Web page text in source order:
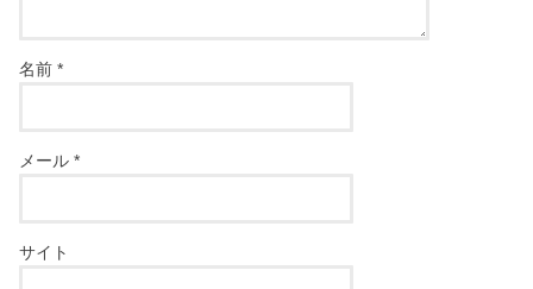
名前*
メール*
サイト